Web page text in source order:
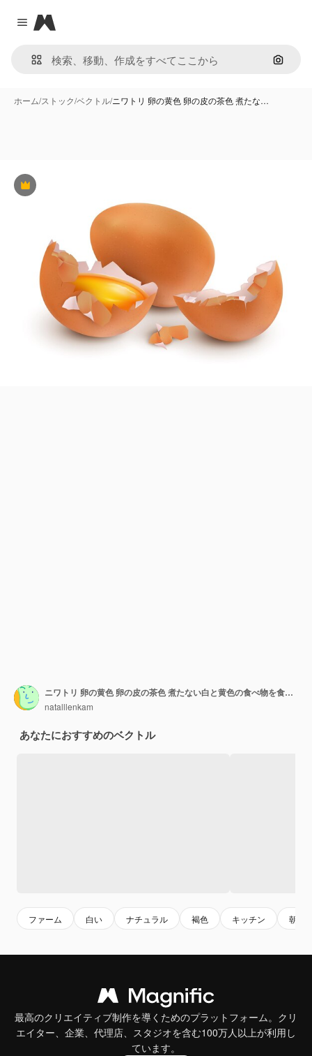
Close menu
Magnific
画像で
ホーム/ストック/ベクトル/ニワトリ 卵の黄色 卵の皮の茶色 煮たな…
Premium
ニワトリ 卵の黄色 卵の皮の茶色 煮たない白と黄色の食べ物を食べる 料理の成分 壊れた赤ちゃんの動物 鳥の 禽類の原産物 正確な3Dの孤立した物体
natalllenkam
あなたにおすすめのベクトル
ファーム 白い ナチュラル 褐色 キッチン 朝ご
最高のクリエイティブ制作を導くためのプラットフォーム。クリ
エイター、企業、代理店、スタジオを含む100万人以上が利用し
ています。